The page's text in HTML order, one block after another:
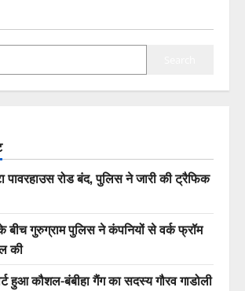
पावरहाउस रोड बंद, पुलिस ने जारी की ट्रैफिक
के बीच गुरुग्राम पुलिस ने कंपनियों से वर्क फ्रॉम
की
हुआ कौशल-बंबीहा गैंग का सदस्य गौरव गाडोली